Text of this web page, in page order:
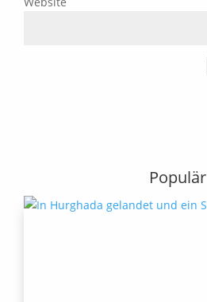
Populär